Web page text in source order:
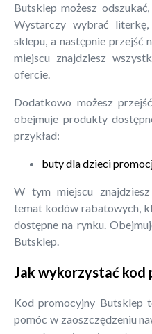
Butsklep możesz
Wystarczy wybrać
sklepu, a następnie przejść
miejscu znajdziesz
ofercie.
Dodatkowo możesz
obejmuje produkty
przykład:
buty dla dzieci
W tym miejscu
temat kodów rabatowych,
dostępne na rynku.
Butsklep.
Jak wykorzystać kod
Kod promocyjny Butsklep
pomóc w zaoszczędzeniu